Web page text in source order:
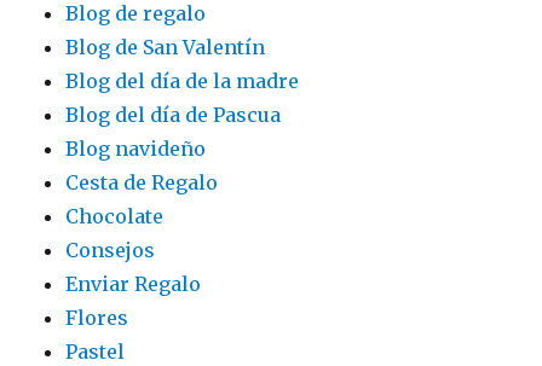
Blog de regalo
Blog de San Valentín
Blog del día de la madre
Blog del día de Pascua
Blog navideño
Cesta de Regalo
Chocolate
Consejos
Enviar Regalo
Flores
Pastel